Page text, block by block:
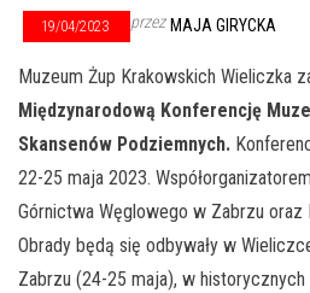
19/04/2023 przez MAJA GIRYCKA
Muzeum Żup Krakowskich Wieliczka
Międzynarodową Konferencję
Skansenów Podziemnych.
22-25 maja 2023.
Górnictwa Węglowego w Zabrzu oraz
Obrady będą się odbywały w
Zabrzu (24-25 maja), w